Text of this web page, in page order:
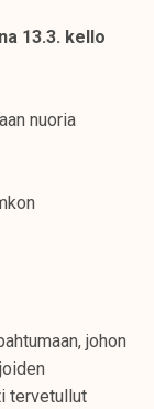
13.3. kello
nuoria
johon
tervetullut